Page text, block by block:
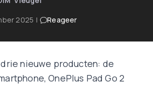
2025 | Reageer
nieuwe producten: de
OnePlus Pad Go 2